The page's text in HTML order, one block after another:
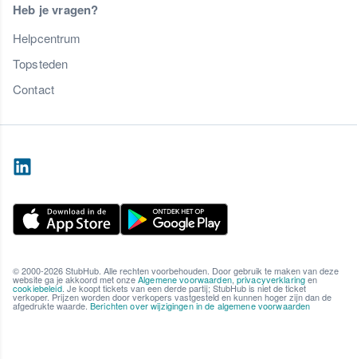
Heb je vragen?
Helpcentrum
Topsteden
Contact
© 2000-2026 StubHub. Alle rechten voorbehouden. Door gebruik te maken van deze
website ga je akkoord met onzeAlgemene voorwaarden,privacyverklaringen
cookiebeleid. Je koopt tickets van een derde partij; StubHub is niet de ticket
verkoper. Prijzen worden door verkopers vastgesteld en kunnen hoger zijn dan de
afgedrukte waarde. Berichten over wijzigingen in de algemene voorwaarden